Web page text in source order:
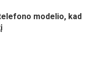
modelio, kad